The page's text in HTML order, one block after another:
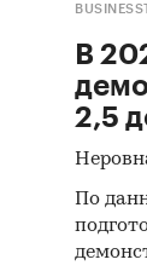
В
2,5
По